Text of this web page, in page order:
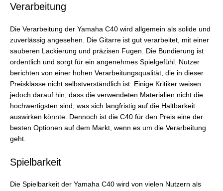
Verarbeitung
Die Verarbeitung der Yamaha C40 wird allgemein als solide und
zuverlässig angesehen. Die Gitarre ist gut verarbeitet, mit einer
sauberen Lackierung und präzisen Fugen. Die Bundierung ist
ordentlich und sorgt für ein angenehmes Spielgefühl. Nutzer
berichten von einer hohen Verarbeitungsqualität, die in dieser
Preisklasse nicht selbstverständlich ist. Einige Kritiker weisen
jedoch darauf hin, dass die verwendeten Materialien nicht die
hochwertigsten sind, was sich langfristig auf die Haltbarkeit
auswirken könnte. Dennoch ist die C40 für den Preis eine der
besten Optionen auf dem Markt, wenn es um die Verarbeitung
geht.
Spielbarkeit
Die Spielbarkeit der Yamaha C40 wird von vielen Nutzern als